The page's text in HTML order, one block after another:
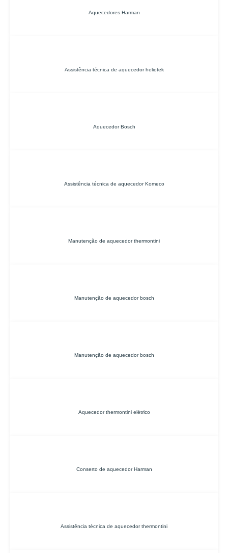
Aquecedores Harman
Assistência técnica de aquecedor heliotek
Aquecedor Bosch
Assistência técnica de aquecedor Komeco
Manutenção de aquecedor thermontini
Manutenção de aquecedor bosch
Manutenção de aquecedor bosch
Aquecedor thermontini elétrico
Conserto de aquecedor Harman
Assistência técnica de aquecedor thermontini